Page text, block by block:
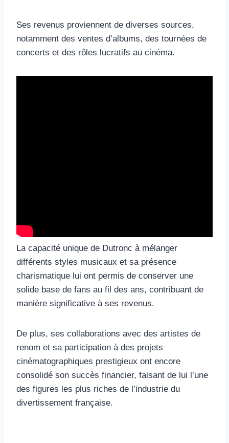
Ses revenus proviennent de diverses sources,
notamment des ventes d’albums, des tournées de
concerts et des rôles lucratifs au cinéma.
La capacité unique de Dutronc à mélanger
différents styles musicaux et sa présence
charismatique lui ont permis de conserver une
solide base de fans au fil des ans, contribuant de
manière significative à ses revenus.
De plus, ses collaborations avec des artistes de
renom et sa participation à des projets
cinématographiques prestigieux ont encore
consolidé son succès financier, faisant de lui l’une
des figures les plus riches de l’industrie du
divertissement française.